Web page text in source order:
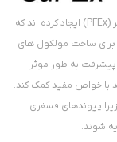
اخیرا دانشمندان تکنیک جدیدی به نام تبادل فلوراید فسفر (PFEx) ایجاد کرده اند که
برای ساخت مولکول های
به طور موثر
با خواص مفید کمک کند.
پیوندهای فسفری
شوند.